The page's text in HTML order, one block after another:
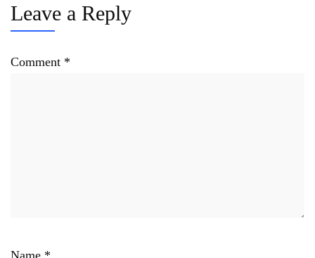
Leave a Reply
Comment *
Name *